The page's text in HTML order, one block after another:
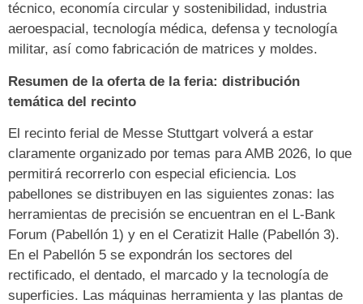
técnico, economía circular y sostenibilidad, industria
aeroespacial, tecnología médica, defensa y tecnología
militar, así como fabricación de matrices y moldes.
Resumen de la oferta de la feria: distribución
temática del recinto
El recinto ferial de Messe Stuttgart volverá a estar
claramente organizado por temas para AMB 2026, lo que
permitirá recorrerlo con especial eficiencia. Los
pabellones se distribuyen en las siguientes zonas: las
herramientas de precisión se encuentran en el L-Bank
Forum (Pabellón 1) y en el Ceratizit Halle (Pabellón 3).
En el Pabellón 5 se expondrán los sectores del
rectificado, el dentado, el marcado y la tecnología de
superficies. Las máquinas herramienta y las plantas de